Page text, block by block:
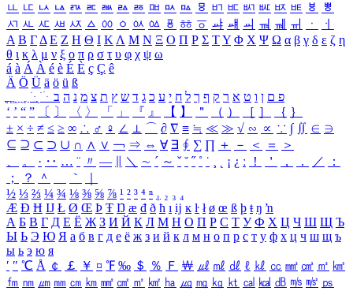
ㅥ ㅦ ㅧ ㅨ ㅩ ㅪ ㅫ ㅬ ㅭ ㅮ ㅯ ㅰ ㅱ ㅲ ㅳ ㅴ ㅵ ㅶ ㅷ ㅸ
ㅹ
ㅺ ㅻ ㅼ ㅽ ㅾ ㅿ ㆀ ㆁ ㆂ ㆃ ㆄ ㆅ ㆆ ㆇ ㆈ ㆉ ㆊ ㆋ ㆌ ㆍ
ㆎ
Α Β ΓΔ Ε Ζ Η Θ Ι ΚΛ Μ Ν Ξ Ο Π Ρ Σ ΤΥ Φ Χ Ψ Ω α β γ δ ε ζ η
θ ι κ λ μ ν ξ ο π ρ σ τ υ φ χ ψ ω
á à Á À é è É È ç Ç ê
Ä Ö Ü ä ö ü ß
ִֶֹ ֻּ ׁׂ פ ם ן ו ט א ר ק ף ך ל ח י ע כ ג ד ש ץ ת צ מ נ ה ב
‘ ’ “ ” 〔 〕 〈 〉 「 」 『 』 【 】 ＂ （ ） ［ ］ ｛ ｝
± × ÷ ≠ ≤ ≥ ∞ ∴ ♂ ♀ ∠ ⊥ ⌒ ∂ ∇ ≡ ≒ ≪ ≫ √ ∽ ∝ ∵ ∫ ∬ ∈ ∋
⊆ ⊇ ⊂ ⊃ ∪ ∩ ∧ ∨ ￢ ⇒ ⇔ ∀ ∃ ∮ ∑ ∏ ＋ － ＜ ＝
＞
、
。 · ‥ … ¨ 〃 ― ＼ ∼ ´ ～ ˇ ˘ ˝ ˚ ˙ ¸ ¡ ¿ ː ！ ＇ ， ． ／
：
；
？ ＾ ｀
½ ⅓ ⅔ ¼ ¾ ⅛ ⅜ ⅝ ⅞ ¹ ² ³ ⁴ ⁿ ₁ ₂ ₃ ₄
Æ Ð Ħ Ĳ Ł Ø Œ Þ Ŧ Ŋ æ đ ð ħ ı ĳ ĸ ŀ ł ø œ ß þ ŧ ŋ ŉ
А Б В Г Д Е Ё Ж З И Й К Л М Н О П Р С Т У Ф Х Ц Ч Ш Щ Ъ
Ы Ь Э Ю Я а б в г д е ё ж з и й к л м н о п р с т у ф х ц ч ш щ ъ
ы ь э ю я
′ ″ ℃ Å ￠ ￡ ￥ ¤ ℉ ‰ ＄ ％ Ｆ ￦ ㎕ ㎖ ㎗ ℓ ㎘ ㏄ ㎣ ㎤ ㎥ ㎦
㎙ ㎚ ㎛ ㎜ ㎝ ㎞ ㎟ ㎠ ㎡ ㎢ ㏊ ㎍ ㎎ ㎏ ㏏ ㎈ ㎉ ㏈ ㎧ ㎨ ㎰